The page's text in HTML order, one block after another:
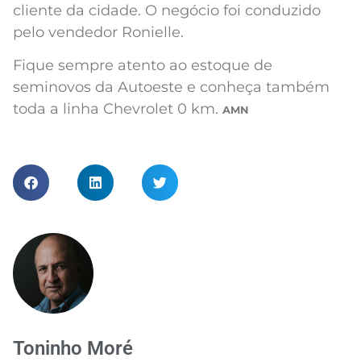
cliente da cidade. O negócio foi conduzido
pelo vendedor Ronielle.
Fique sempre atento ao estoque de
seminovos da Autoeste e conheça também
toda a linha Chevrolet 0 km. AMN
Toninho Moré